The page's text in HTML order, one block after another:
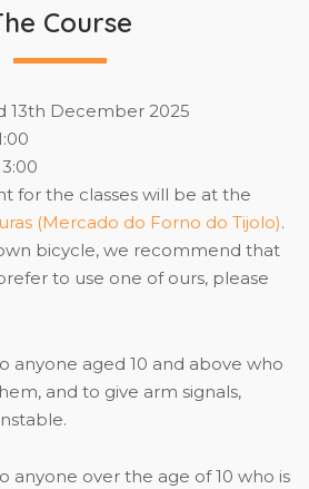
Course
13th December 2025
for the classes will be at the
(Mercado do Forno do Tijolo).
bicycle, we recommend that
to use one of ours, please
anyone aged 10 and above who
and to give arm signals,
anyone over the age of 10 who is